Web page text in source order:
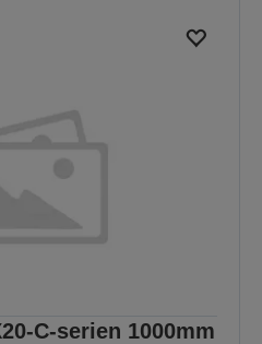
C-serien 1000mm